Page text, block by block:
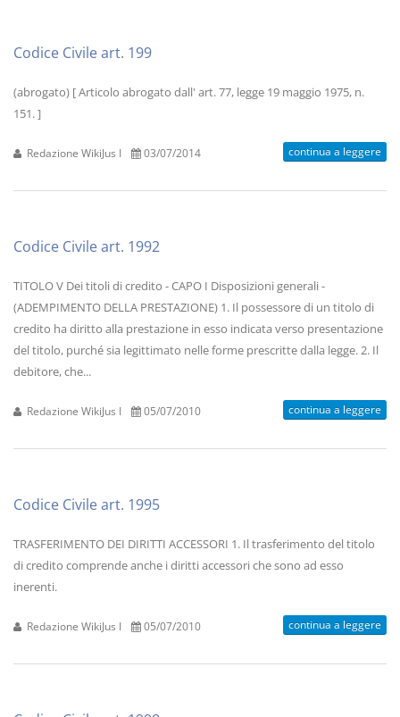
Codice Civile art. 199
(abrogato) [ Articolo abrogato dall' art. 77, legge 19 maggio 1975, n.
151. ]
Redazione WikiJus I 03/07/2014 continua a leggere
Codice Civile art. 1992
TITOLO V Dei titoli di credito - CAPO I Disposizioni generali -
(ADEMPIMENTO DELLA PRESTAZIONE) 1. Il possessore di un titolo di
credito ha diritto alla prestazione in esso indicata verso presentazione
del titolo, purché sia legittimato nelle forme prescritte dalla legge. 2. Il
debitore, che...
Redazione WikiJus I 05/07/2010 continua a leggere
Codice Civile art. 1995
TRASFERIMENTO DEI DIRITTI ACCESSORI 1. Il trasferimento del titolo
di credito comprende anche i diritti accessori che sono ad esso
inerenti.
Redazione WikiJus I 05/07/2010 continua a leggere